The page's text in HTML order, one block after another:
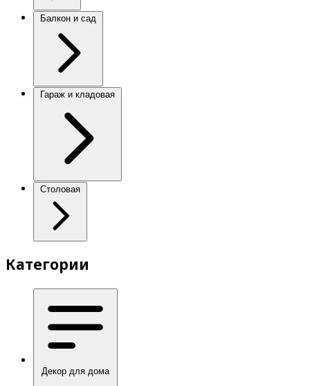
Балкон и сад
Гараж и кладовая
Столовая
Категории
Декор для дома